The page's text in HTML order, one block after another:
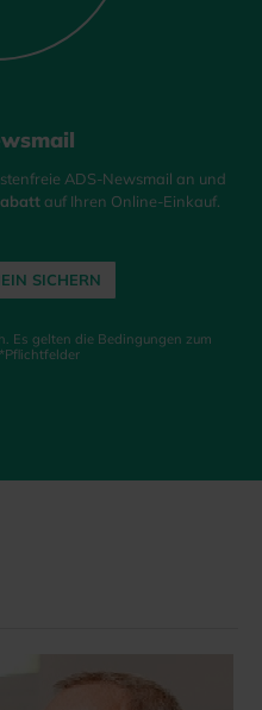
ADS-Newsmail an und
auf Ihren Online-Einkauf.
SICHERN
Es gelten die Bedingungen zum